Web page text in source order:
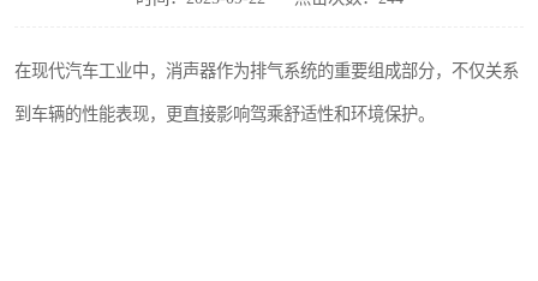
在现代汽车工业中，消声器作为排气系统的重要组成部分，不仅关系
到车辆的性能表现，更直接影响驾乘舒适性和环境保护。